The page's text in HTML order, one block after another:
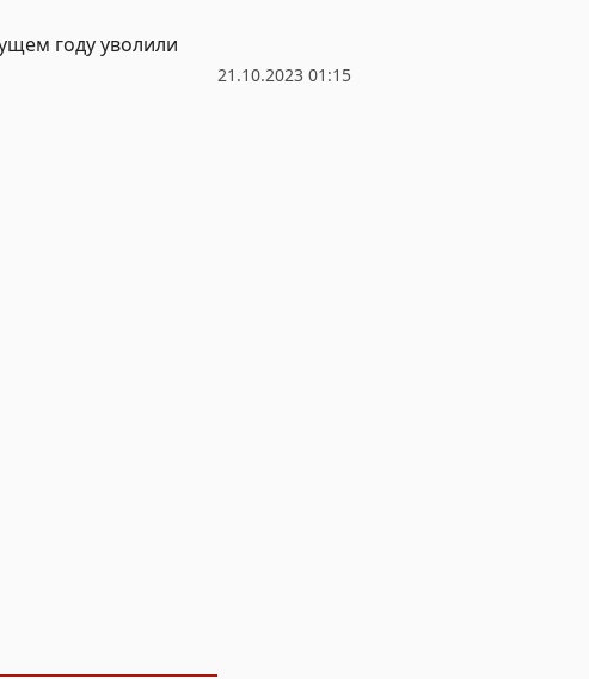
21.10.2023 01:15
году уволили